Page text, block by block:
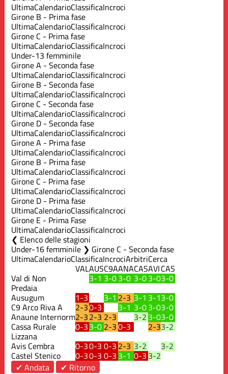
UltimaCalendarioClassificaIncroci
Girone B - Prima fase
UltimaCalendarioClassificaIncroci
Girone C - Prima fase
UltimaCalendarioClassificaIncroci
Under-13 femminile
Girone A - Seconda fase
UltimaCalendarioClassificaIncroci
Girone B - Seconda fase
UltimaCalendarioClassificaIncroci
Girone C - Seconda fase
UltimaCalendarioClassificaIncroci
Girone D - Seconda fase
UltimaCalendarioClassificaIncroci
Girone A - Prima fase
UltimaCalendarioClassificaIncroci
Girone B - Prima fase
UltimaCalendarioClassificaIncroci
Girone C - Prima fase
UltimaCalendarioClassificaIncroci
Girone D - Prima fase
UltimaCalendarioClassificaIncroci
Girone E - Prima Fase
UltimaCalendarioClassificaIncroci
Elenco delle stagioni
Under-16 femminile ❯ Girone C - Seconda fase
UltimaCalendarioClassificaIncrociArbitriCerca
VALAUSC9AANACASAVICAS
Val di Non
Predaia
3-1 3-03-0 3-03-03-0
Ausugum
1-3 3-1 2-3 3-1 3-13-0
C9 Arco Riva A 2-30-3 3-1 3-03-03-0
Anaune Internorm2-32-3 2-3 3-2 3-03-0
Cassa Rurale
Lizzana
0-33-0 2-30-3 2-33-2
Avis Cembra
0-30-3 0-3 2-3 3-2 3-2
Castel Stenico 0-30-3 0-3 3-1 0-3 3-2
✔ Andata
✔ Ritorno